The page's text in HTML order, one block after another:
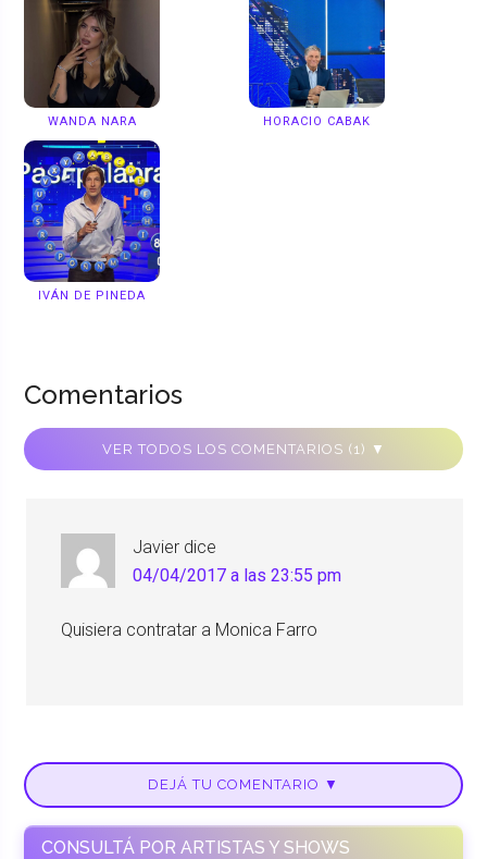
WANDA NARA HORACIO CABAK
IVÁN DE PINEDA
Comentarios
VER TODOS LOS COMENTARIOS (1) ▼
Javier dice
04/04/2017 a las 23:55 pm
Quisiera contratar a Monica Farro
DEJÁ TU COMENTARIO ▼
CONSULTÁ POR ARTISTAS Y SHOWS